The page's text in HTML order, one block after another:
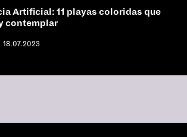
Artificial: 11 playas coloridas que
contemplar
18.07.2023